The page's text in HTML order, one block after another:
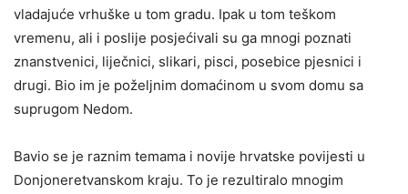
vladajuće vrhuške u tom gradu. Ipak u tom teškom
vremenu, ali i poslije posjećivali su ga mnogi poznati
znanstvenici, liječnici, slikari, pisci, posebice pjesnici i
drugi. Bio im je poželjnim domaćinom u svom domu sa
suprugom Nedom.
Bavio se je raznim temama i novije hrvatske povijesti u
Donjoneretvanskom kraju. To je rezultiralo mnogim